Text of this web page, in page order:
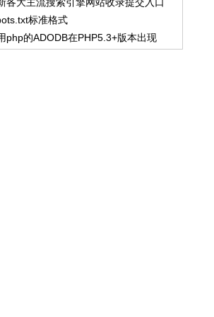
）
标准格式
php的ADODB在PHP5.3+版本出现